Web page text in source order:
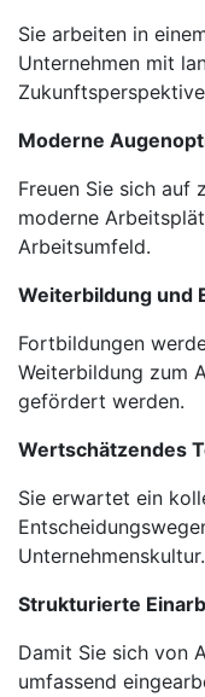
Sie arbeiten in
Unternehmen mit
Moderne
Freuen Sie sich auf
moderne
Arbeitsumfeld.
Weiterbildung und
Fortbildungen
Weiterbildung zum
gefördert werden.
Wertschätzendes
Sie erwartet ein
Unternehmenskultur.
Strukturierte
Damit Sie sich von
umfassend